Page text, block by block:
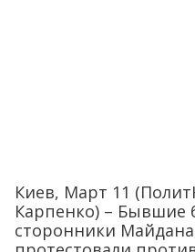
Киев, Март 11
Карпенко) – Бывшие
сторонники